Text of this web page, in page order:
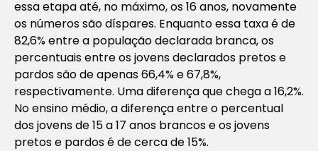
essa etapa até, no máximo, os 16 anos, novamente
os números são díspares. Enquanto essa taxa é de
82,6% entre a população declarada branca, os
percentuais entre os jovens declarados pretos e
pardos são de apenas 66,4% e 67,8%,
respectivamente. Uma diferença que chega a 16,2%.
No ensino médio, a diferença entre o percentual
dos jovens de 15 a 17 anos brancos e os jovens
pretos e pardos é de cerca de 15%.